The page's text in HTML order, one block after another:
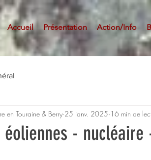
Accueil Présentation Action/Info
éoliennes -
en Touraine & Berry 25 janv. 2025 16 min de